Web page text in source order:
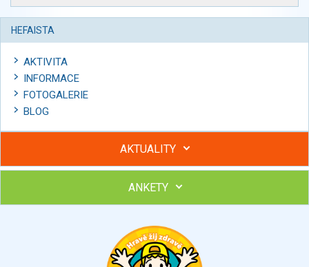
HEFAISTA
AKTIVITA
INFORMACE
FOTOGALERIE
BLOG
AKTUALITY
Hubněte s podporou lektorky a skupiny v kurzech STOBu
Chcete poradit s hubnutím? Najděte si odborníka STOBu ve
ANKETY